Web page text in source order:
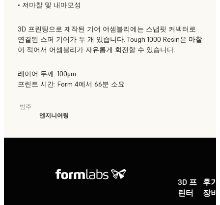
• 저마찰 및 내마모성
3D 프린팅으로 제작된 기어 어셈블리에는 스냅핏 커넥터로
연결된 스퍼 기어가 두 개 있습니다. Tough 1000 Resin은 마찰
이 적어서 어셈블리가 자유롭게 회전할 수 있습니다.
레이어 두께: 100μm
프린트 시간: Form 4에서 66분 소요
범주
엔지니어링
3D 프
린터
후
장비